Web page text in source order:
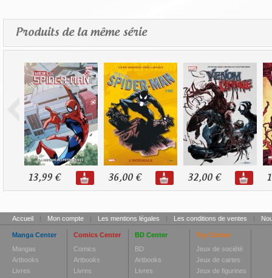
Produits de la même série
13,99 € 36,00 € 32,00 €
Accueil | Mon compte | Les mentions légales | Les conditions de ventes |
Manga Center
Mangas
Artbooks
Livres
Comics Center
Comics
Artbooks
Livres
BD Center
BD
Artbooks
Livres
Toy Center
Jeux de société
Jeux de cartes
Jeux de figurines